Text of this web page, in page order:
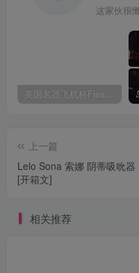
这家伙很
美国名器飞机杯Fleshlight 【Quickshot-Vantage 双头飞机杯】完全评测
上一篇
Lelo Sona 索娜 阴蒂吸吮器
[开箱文]
相关推荐